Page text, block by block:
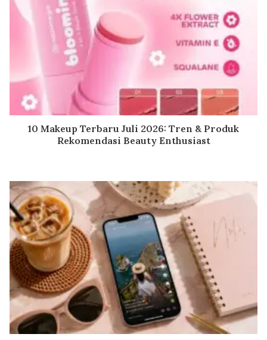
10 Makeup Terbaru Juli 2026: Tren & Produk
Rekomendasi Beauty Enthusiast